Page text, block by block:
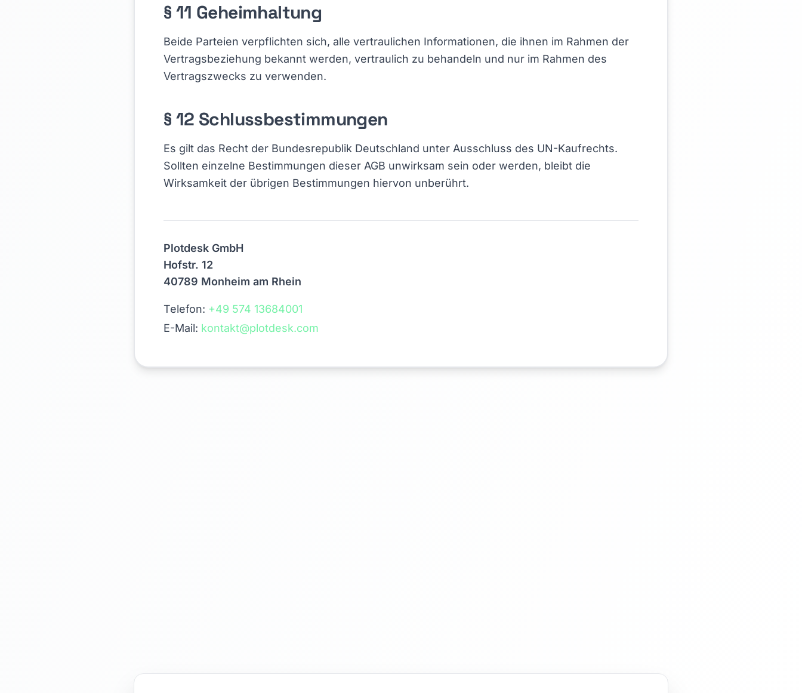
§ 11 Geheimhaltung
Beide Parteien verpflichten sich, alle vertraulichen Informationen, die ihnen im Rahmen der
Vertragsbeziehung bekannt werden, vertraulich zu behandeln und nur im Rahmen des
Vertragszwecks zu verwenden.
§ 12 Schlussbestimmungen
Es gilt das Recht der Bundesrepublik Deutschland unter Ausschluss des UN-Kaufrechts.
Sollten einzelne Bestimmungen dieser AGB unwirksam sein oder werden, bleibt die
Wirksamkeit der übrigen Bestimmungen hiervon unberührt.
Plotdesk GmbH
Hofstr. 12
40789 Monheim am Rhein
Telefon: +49 574 13684001
E-Mail: kontakt@plotdesk.com